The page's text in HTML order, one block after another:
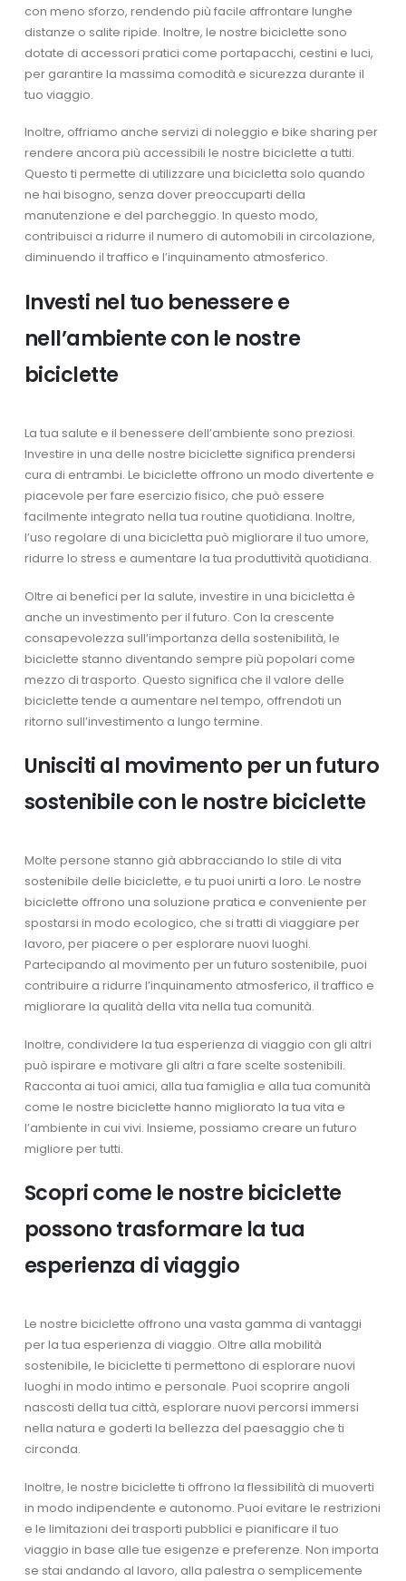
con meno sforzo, rendendo più facile affrontare lunghe
distanze o salite ripide. Inoltre, le nostre biciclette sono
dotate di accessori pratici come portapacchi, cestini e luci,
per garantire la massima comodità e sicurezza durante il
tuo viaggio.
Inoltre, offriamo anche servizi di noleggio e bike sharing per
rendere ancora più accessibili le nostre biciclette a tutti.
Questo ti permette di utilizzare una bicicletta solo quando
ne hai bisogno, senza dover preoccuparti della
manutenzione e del parcheggio. In questo modo,
contribuisci a ridurre il numero di automobili in circolazione,
diminuendo il traffico e l’inquinamento atmosferico.
Investi nel tuo benessere e
nell’ambiente con le nostre
biciclette
La tua salute e il benessere dell’ambiente sono preziosi.
Investire in una delle nostre biciclette significa prendersi
cura di entrambi. Le biciclette offrono un modo divertente e
piacevole per fare esercizio fisico, che può essere
facilmente integrato nella tua routine quotidiana. Inoltre,
l’uso regolare di una bicicletta può migliorare il tuo umore,
ridurre lo stress e aumentare la tua produttività quotidiana.
Oltre ai benefici per la salute, investire in una bicicletta è
anche un investimento per il futuro. Con la crescente
consapevolezza sull’importanza della sostenibilità, le
biciclette stanno diventando sempre più popolari come
mezzo di trasporto. Questo significa che il valore delle
biciclette tende a aumentare nel tempo, offrendoti un
ritorno sull’investimento a lungo termine.
Unisciti al movimento per un futuro
sostenibile con le nostre biciclette
Molte persone stanno già abbracciando lo stile di vita
sostenibile delle biciclette, e tu puoi unirti a loro. Le nostre
biciclette offrono una soluzione pratica e conveniente per
spostarsi in modo ecologico, che si tratti di viaggiare per
lavoro, per piacere o per esplorare nuovi luoghi.
Partecipando al movimento per un futuro sostenibile, puoi
contribuire a ridurre l’inquinamento atmosferico, il traffico e
migliorare la qualità della vita nella tua comunità.
Inoltre, condividere la tua esperienza di viaggio con gli altri
può ispirare e motivare gli altri a fare scelte sostenibili.
Racconta ai tuoi amici, alla tua famiglia e alla tua comunità
come le nostre biciclette hanno migliorato la tua vita e
l’ambiente in cui vivi. Insieme, possiamo creare un futuro
migliore per tutti.
Scopri come le nostre biciclette
possono trasformare la tua
esperienza di viaggio
Le nostre biciclette offrono una vasta gamma di vantaggi
per la tua esperienza di viaggio. Oltre alla mobilità
sostenibile, le biciclette ti permettono di esplorare nuovi
luoghi in modo intimo e personale. Puoi scoprire angoli
nascosti della tua città, esplorare nuovi percorsi immersi
nella natura e goderti la bellezza del paesaggio che ti
circonda.
Inoltre, le nostre biciclette ti offrono la flessibilità di muoverti
in modo indipendente e autonomo. Puoi evitare le restrizioni
e le limitazioni dei trasporti pubblici e pianificare il tuo
viaggio in base alle tue esigenze e preferenze. Non importa
se stai andando al lavoro, alla palestra o semplicemente